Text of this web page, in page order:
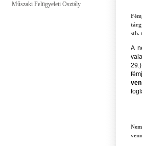
Műszaki Felügyeleti Osztály
stb.
A